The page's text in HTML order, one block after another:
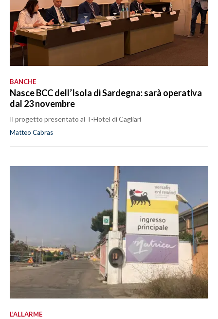
BANCHE
Nasce BCC dell’Isola di Sardegna: sarà operativa
dal 23 novembre
Il progetto presentato al T-Hotel di Cagliari
Matteo Cabras
L’ALLARME